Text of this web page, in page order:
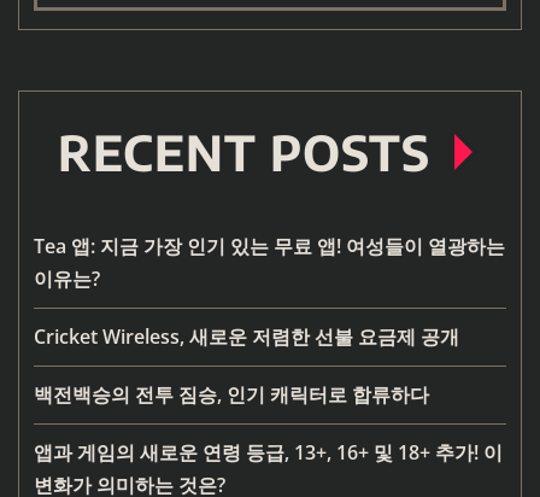
RECENT POSTS
Tea 앱: 지금 가장 인기 있는 무료 앱! 여성들이 열광하는
이유는?
Cricket Wireless, 새로운 저렴한 선불 요금제 공개
백전백승의 전투 짐승, 인기 캐릭터로 합류하다
앱과 게임의 새로운 연령 등급, 13+, 16+ 및 18+ 추가! 이
변화가 의미하는 것은?